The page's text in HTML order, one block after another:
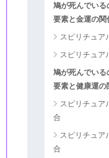
鳩が死んでい
要素と金運の関
スピリチュア
スピリチュア
鳩が死んでい
要素と健康運の
スピリチュア
合
スピリチュア
合